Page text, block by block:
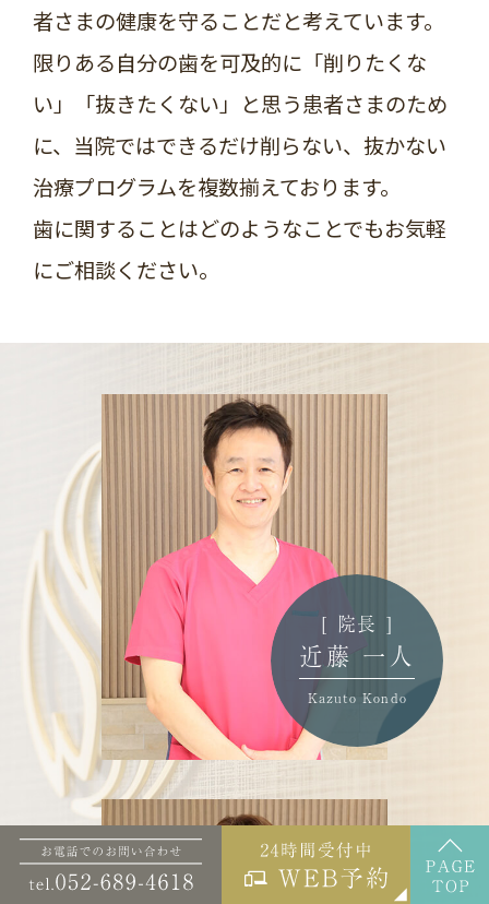
[ 院長 ]
近藤 一人
Kazuto Kondo
者さまの健康を守ることだと考えています。
限りある自分の歯を可及的に「削りたくな
い」「抜きたくない」と思う患者さまのため
に、当院ではできるだけ削らない、抜かない
治療プログラムを複数揃えております。
歯に関することはどのようなことでもお気軽
にご相談ください。